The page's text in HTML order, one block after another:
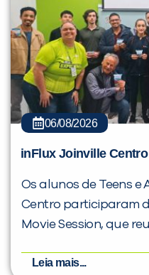
06/08/2026
inFlux Joinville
Os alunos de Teens
Centro participaram
Movie Session, que
Leia mais...